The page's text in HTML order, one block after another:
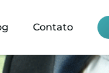
Contato